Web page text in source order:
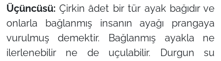
Üçüncüsü: Çirkin âdet bir tür ayak bağıdır ve
onlarla bağlanmış insanın ayağı prangaya
vurulmuş demektir. Bağlanmış ayakla ne
ilerlenebilir ne de uçulabilir. Durgun su